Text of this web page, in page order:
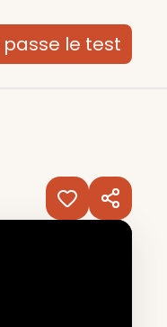
passe le test